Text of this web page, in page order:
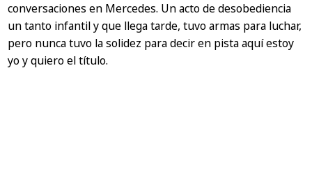
conversaciones en Mercedes. Un acto de desobediencia
un tanto infantil y que llega tarde, tuvo armas para luchar,
pero nunca tuvo la solidez para decir en pista aquí estoy
yo y quiero el título.